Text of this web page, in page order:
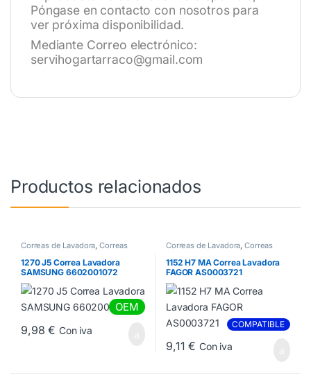
Póngase en contacto con nosotros para
ver próxima disponibilidad.
Mediante Correo electrónico:
servihogartarraco@gmail.com
Productos relacionados
Correas de Lavadora,Correas
1270 J5 Correa Lavadora
SAMSUNG 6602001072
OEM
9,98€ Con iva
Correas de Lavadora,Correas
1152 H7 MA Correa Lavadora
FAGOR AS0003721
COMPATIBLE
9,11€ Con iva